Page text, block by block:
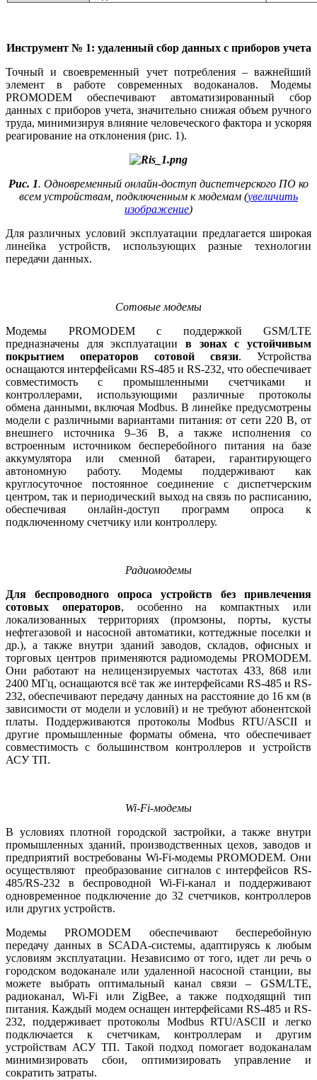
Инструмент № 1: удаленный сбор данных с приборов учета
Точный и своевременный учет потребления – важнейший
элемент в работе современных водоканалов. Модемы
PROMODEM обеспечивают автоматизированный сбор
данных с приборов учета, значительно снижая объем ручного
труда, минимизируя влияние человеческого фактора и ускоряя
реагирование на отклонения (рис. 1).
Рис. 1. Одновременный онлайн-доступ диспетчерского ПО ко
всем устройствам, подключенным к модемам (увеличить
изображение)
Для различных условий эксплуатации предлагается широкая
линейка устройств, использующих разные технологии
передачи данных.
Сотовые модемы
Модемы PROMODEM с поддержкой GSM/LTE
предназначены для эксплуатации в зонах с устойчивым
покрытием операторов сотовой связи. Устройства
оснащаются интерфейсами RS-485 и RS-232, что обеспечивает
совместимость с промышленными счетчиками и
контроллерами, использующими различные протоколы
обмена данными, включая Modbus. В линейке предусмотрены
модели с различными вариантами питания: от се­ти 220 В, от
внешнего источника 9–36 В, а также исполнения со
встроенным источником бесперебойного питания на ба­зе
аккумулятора или сменной батареи, гарантирующего
автономную работу. Модемы поддерживают как
круглосуточное постоянное соединение с диспетчерским
центром, так и периодический выход на связь по расписанию,
обеспечивая онлайн-доступ программ опроса к
подключенному счетчику или контроллеру.
Радиомодемы
Для беспроводного опроса уст­рой­ств без привлечения
сотовых операторов, особенно на компактных или
локализованных территориях (промзоны, порты, кусты
нефтегазовой и насосной автоматики, коттеджные поселки и
др.), а также внутри зданий заводов, складов, офисных и
торговых центров применяются радиомодемы PROMODEM.
Они работают на нелицензируемых частотах 433, 868 или
2400 МГц, оснащаются всё так же интерфейсами RS-485 и RS-
232, обеспечивают передачу данных на расстояние до 16 км (в
зависимости от модели и условий) и не требуют абонентской
платы. Поддерживаются протоколы Modbus RTU/ASCII и
другие промышленные форматы обмена, что обеспечивает
совместимость с большинством контроллеров и устройств
АСУ ТП.
Wi-Fi-модемы
В условиях плотной городской застройки, а также внутри
промышленных зданий, производственных цехов, заводов и
предприятий востребованы Wi-Fi-модемы PROMODEM. Они
осуществляют преобразование сигналов с интерфейсов RS-
485/RS-232 в беспроводной Wi-Fi-канал и поддерживают
одновременное подключение до 32 счетчиков, контроллеров
или других уст­ройств.
Модемы PROMODEM обеспечивают бесперебойную
передачу данных в SCADA-системы, адаптируясь к любым
условиям эксплуатации. Независимо от то­го, идет ли речь о
городском водоканале или удаленной насосной станции, вы
можете выбрать оптимальный канал связи – GSM/LTE,
радиоканал, Wi-Fi или ZigBee, а также подходящий тип
питания. Каждый модем оснащен интерфейсами RS-485 и RS-
232, поддерживает протоколы Modbus RTU/ASCII и легко
подключается к счетчикам, контроллерам и другим
устройствам АСУ ТП. Такой подход помогает водоканалам
минимизировать сбои, оптимизировать управление и
сократить затраты.